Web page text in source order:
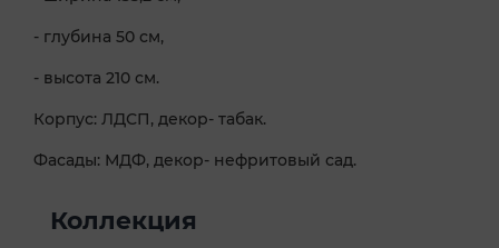
- глубина 50 см,
- высота 210 см.
Корпус: ЛДСП, декор- табак.
Фасады: МДФ, декор- нефритовый сад.
Коллекция